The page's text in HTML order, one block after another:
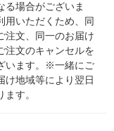
る場合がございま
いただくため、同
注文、同一のお届け
注文のキャンセルを
います。※一緒にご
け地域等により翌日
す。